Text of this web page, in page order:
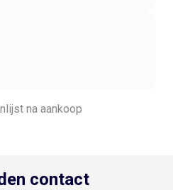
na aankoop
contact